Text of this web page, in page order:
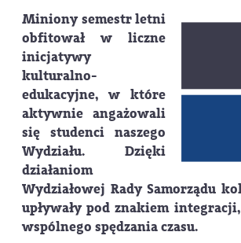
Miniony semestr letni
obfitował w liczne
inicjatywy
kulturalno-
edukacyjne, w które
aktywnie angażowali
się studenci naszego
Wydziału. Dzięki
działaniom
Wydziałowej Rady Samorządu
upływały pod znakiem
wspólnego spędzania czasu.